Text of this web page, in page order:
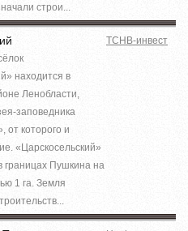
строи...
находится в
Ленобласти,
заповедника
от которого и
«Царскосельский»
границах Пушкина на
1 га. Земля
ТСНВ-инвест